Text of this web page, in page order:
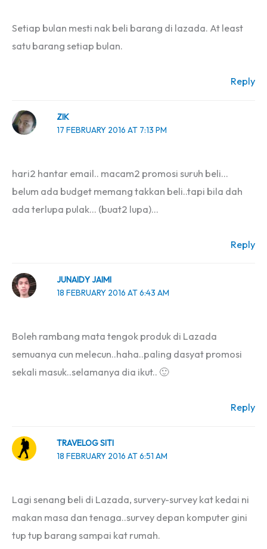
Setiap bulan mesti nak beli barang di lazada. At least
satu barang setiap bulan.
Reply
ZIK
17 FEBRUARY 2016 AT 7:13 PM
hari2 hantar email.. macam2 promosi suruh beli…
belum ada budget memang takkan beli..tapi bila dah
ada terlupa pulak… (buat2 lupa)…
Reply
JUNAIDY JAIMI
18 FEBRUARY 2016 AT 6:43 AM
Boleh rambang mata tengok produk di Lazada
semuanya cun melecun..haha..paling dasyat promosi
sekali masuk..selamanya dia ikut.. 🙂
Reply
TRAVELOG SITI
18 FEBRUARY 2016 AT 6:51 AM
Lagi senang beli di Lazada, survery-survey kat kedai ni
makan masa dan tenaga..survey depan komputer gini
tup tup barang sampai kat rumah.